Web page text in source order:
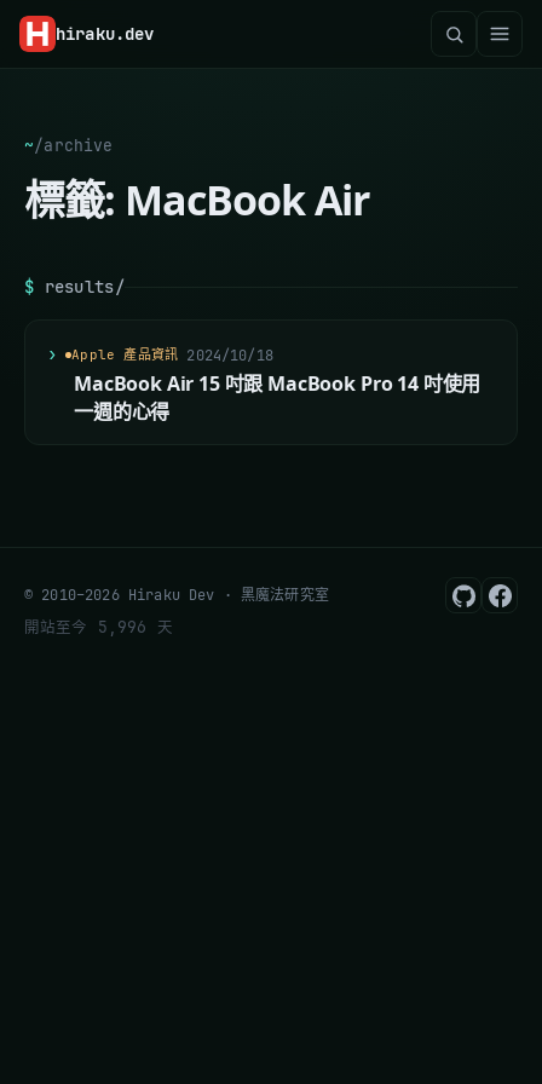
hiraku.dev
~/archive
標籤: MacBook Air
$ results/
2024/10/18
Apple 產品資訊
MacBook Air 15 吋跟 MacBook Pro 14 吋使用
一週的心得
© 2010–2026 Hiraku Dev · 黑魔法研究室
開站至今 5,996 天